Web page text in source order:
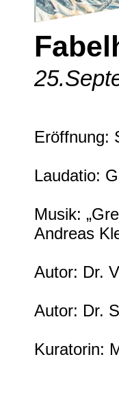
Eröffnung:
Laudatio:
Musik:
Andreas
Autor: Dr.
Autor: Dr.
Kuratorin: